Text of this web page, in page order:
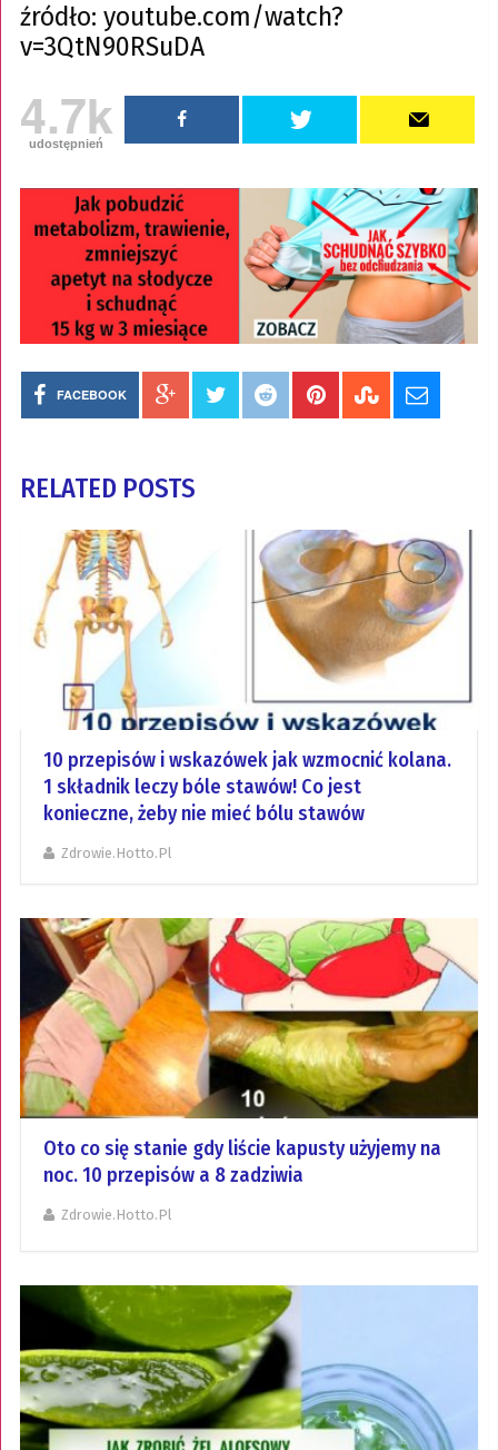
źródło: youtube.com/watch?
v=3QtN90RSuDA
4.7k
udostępnień
FACEBOOK
RELATED POSTS
10 przepisów i wskazówek jak wzmocnić kolana.
1 składnik leczy bóle stawów! Co jest
konieczne, żeby nie mieć bólu stawów
Zdrowie.hotto.pl
Oto co się stanie gdy liście kapusty użyjemy na
noc. 10 przepisów a 8 zadziwia
Zdrowie.hotto.pl